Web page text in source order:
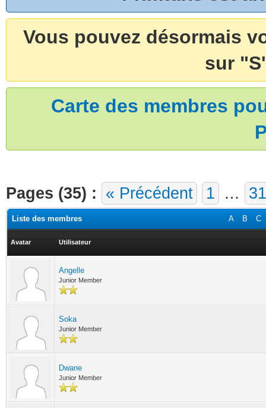
Vous pouvez désormais
sur
Carte des membres
Pages (35) : « Précédent 1 … 31
A B C
Liste des membres
Avatar Utilisateur
Angelle
Junior Member
Soka
Junior Member
Dwane
Junior Member